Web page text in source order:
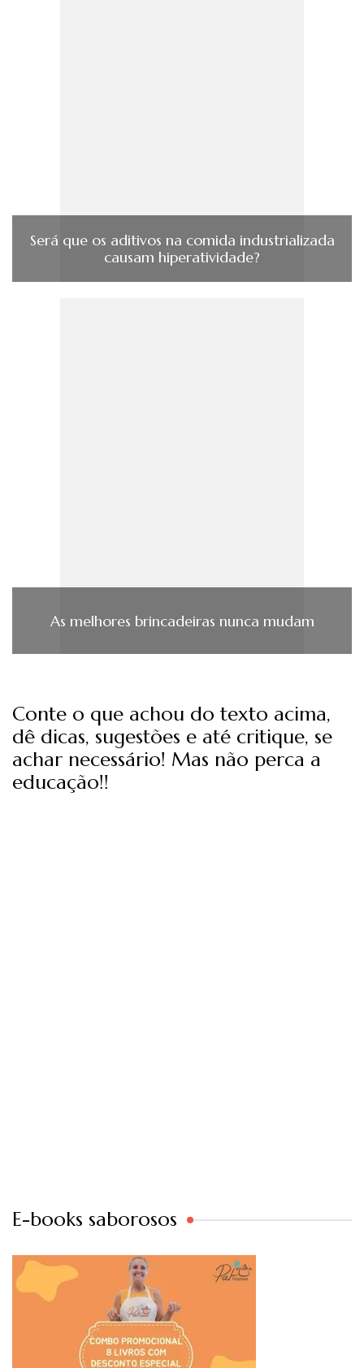
Será que os aditivos na comida industrializada
causam hiperatividade?
As melhores brincadeiras nunca mudam
Conte o que achou do texto acima,
dê dicas, sugestões e até critique, se
achar necessário! Mas não perca a
educação!!
E-books saborosos